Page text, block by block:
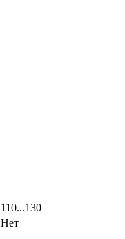
110...130
Нет